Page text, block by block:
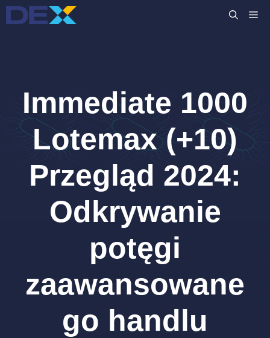
Przejdź
do
Immediate 1000
Lotemax (+10)
Przegląd 2024:
Odkrywanie
potęgi
zaawansowane
go handlu